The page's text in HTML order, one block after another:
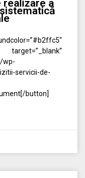
realizare a
wp-
servicii-de-
button]